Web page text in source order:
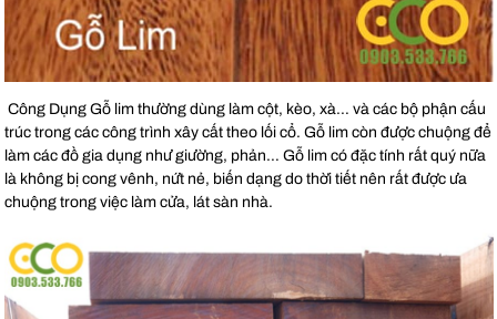
Công Dụng Gỗ lim thường dùng làm cột, kèo, xà… và các bộ phận cấu
trúc trong các công trình xây cất theo lối cổ. Gỗ lim còn được chuộng để
làm các đồ gia dụng như giường, phản… Gỗ lim có đặc tính rất quý nữa
là không bị cong vênh, nứt nẻ, biến dạng do thời tiết nên rất được ưa
chuộng trong việc làm cửa, lát sàn nhà.